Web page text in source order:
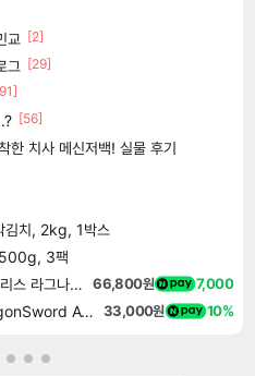
교 [2]
그 [29]
[56]
한 치사 메신저백! 실물 후기
김치, 2kg, 1박스
500g, 3팩
그랑블루 판타지 리링크 엔드리스 라그나로크 Granblue Fantasy Relink Endless Ragnarok 66,800원 7,000
드래곤소드 어웨이크닝 DragonSword Awakening 33,000원 10%